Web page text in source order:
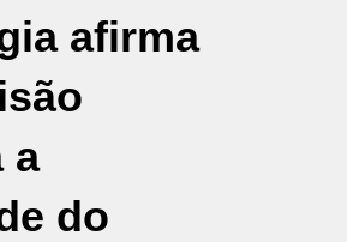
afirma
a
do